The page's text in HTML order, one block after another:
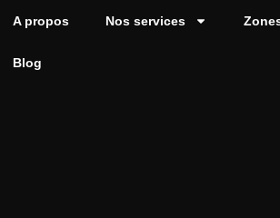
A propos Nos services
Blog